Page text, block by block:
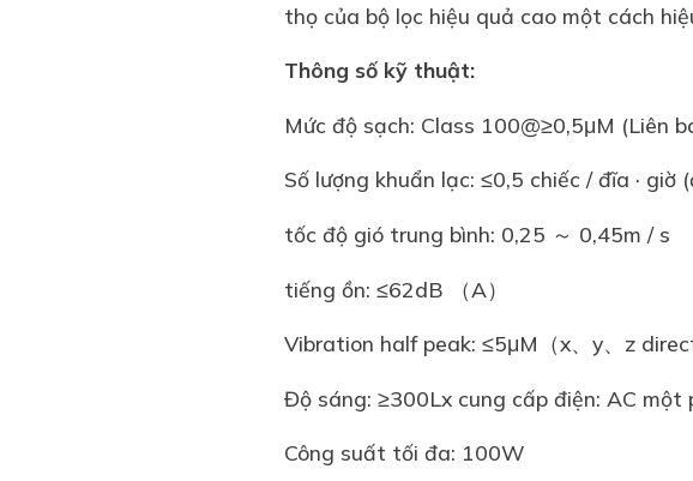
thọ của bộ lọc hiệu quả cao một cách
Thông số kỹ thuật:
Mức độ sạch: Class 100@≥0,5μM (Liên
Số lượng khuẩn lạc: ≤0,5 chiếc / đĩa · giờ
tốc độ gió trung bình: 0,25 ～ 0,45m / s
tiếng ồn: ≤62dB （A）
Vibration half peak: ≤5μM（x、y、z
Độ sáng: ≥300Lx cung cấp điện: AC một
Công suất tối đa: 100W